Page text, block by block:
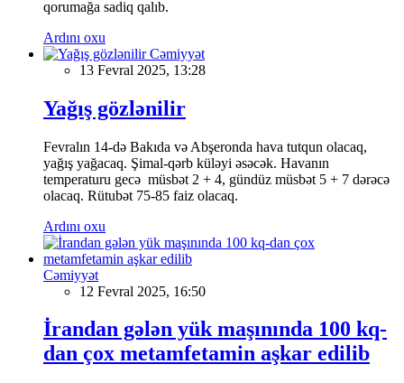
qorumağa sadiq qalıb.
Ardını oxu
Cəmiyyət
13 Fevral 2025, 13:28
Yağış gözlənilir
Fevralın 14-də Bakıda və Abşeronda hava tutqun olacaq,
yağış yağacaq. Şimal-qərb küləyi əsəcək. Havanın
temperaturu gecə müsbət 2 + 4, gündüz müsbət 5 + 7 dərəcə
olacaq. Rütubət 75-85 faiz olacaq.
Ardını oxu
Cəmiyyət
12 Fevral 2025, 16:50
İrandan gələn yük maşınında 100 kq-
dan çox metamfetamin aşkar edilib